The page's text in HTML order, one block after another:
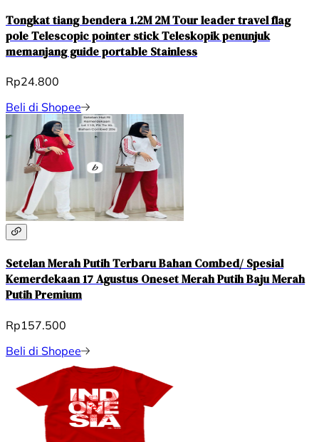
Tongkat tiang bendera 1.2M 2M Tour leader travel flag
pole Telescopic pointer stick Teleskopik penunjuk
memanjang guide portable Stainless
Rp24.800
Beli di Shopee
Setelan Merah Putih Terbaru Bahan Combed/ Spesial
Kemerdekaan 17 Agustus Oneset Merah Putih Baju Merah
Putih Premium
Rp157.500
Beli di Shopee